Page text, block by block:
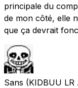
principale du
de mon côté, elle
que ça devrait
Sans (KIDBUU LR